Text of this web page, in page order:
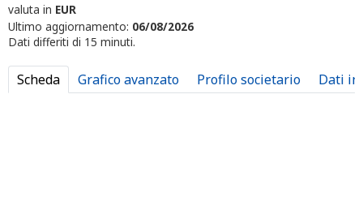
valuta in EUR
Ultimo aggiornamento: 06/08/2026
Dati differiti di 15 minuti.
Scheda Grafico avanzato Profilo societario Dati